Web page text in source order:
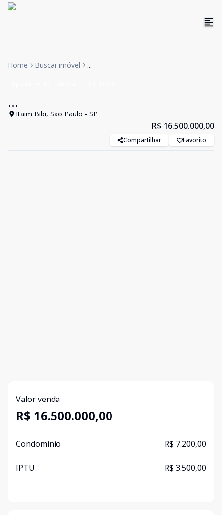
Home Buscar imóvel ...
...
Itaim Bibi, São Paulo - SP
R$ 16.500.000,00
Compartilhar Favorito
Valor venda
R$ 16.500.000,00
Condomínio R$ 7.200,00
IPTU R$ 3.500,00